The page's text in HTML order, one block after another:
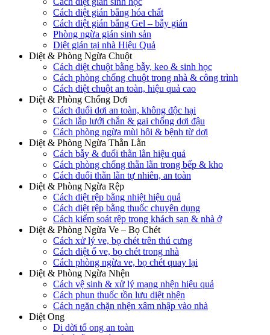
Cách diệt gián bằng hóa chất
Cách diệt gián bằng Gel – bẫy gián
Phòng ngừa gián sinh sản
Diệt gián tại nhà Hiệu Quả
Diệt & Phòng Ngừa Chuột
Cách diệt chuột bằng bẫy, keo & sinh học
Cách phòng chống chuột trong nhà & công trình
Cách diệt chuột an toàn, hiệu quả cao
Diệt & Phòng Chống Dơi
Cách đuổi dơi an toàn, không độc hại
Cách lắp lưới chắn & gai chống dơi đậu
Cách phòng ngừa mùi hôi & bệnh từ dơi
Diệt & Phòng Ngừa Thằn Lằn
Cách bẫy & đuổi thằn lằn hiệu quả
Cách phòng chống thằn lằn trong bếp & kho
Cách đuổi thằn lằn tự nhiên, an toàn
Diệt & Phòng Ngừa Rệp
Cách diệt rệp bằng nhiệt hiệu quả
Cách diệt rệp bằng thuốc chuyên dụng
Cách kiểm soát rệp trong khách sạn & nhà ở
Diệt & Phòng Ngừa Ve – Bọ Chét
Cách xử lý ve, bọ chét trên thú cưng
Cách diệt ổ ve, bọ chét trong nhà
Cách phòng ngừa ve, bọ chét quay lại
Diệt & Phòng Ngừa Nhện
Cách vệ sinh & xử lý mạng nhện hiệu quả
Cách phun thuốc tồn lưu diệt nhện
Cách ngăn chặn nhện xâm nhập vào nhà
Diệt Ong
Di dời tổ ong an toàn